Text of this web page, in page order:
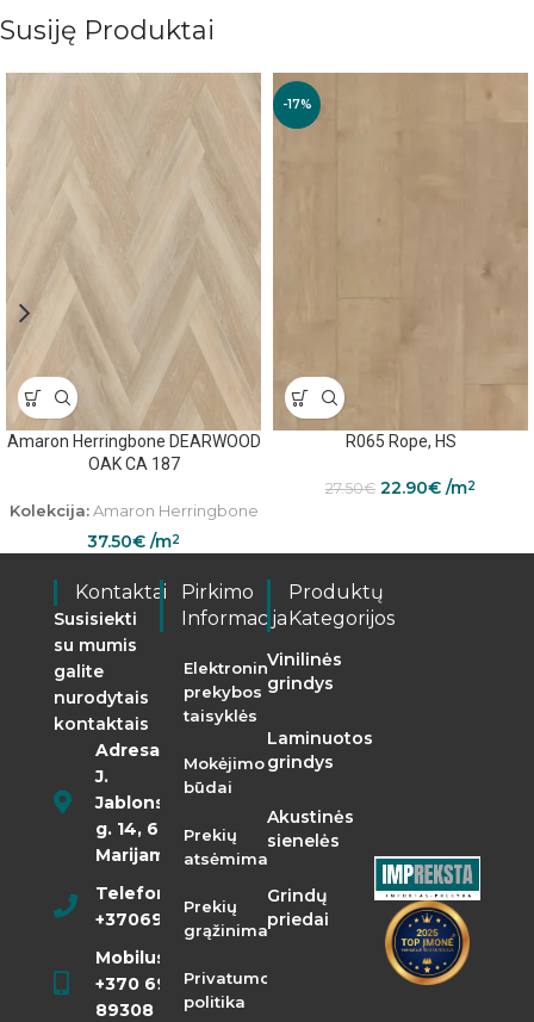
Susiję Produktai
Amaron Herringbone DEARWOOD
OAK CA 187
Kolekcija:Amaron Herringbone
37.50€ /m2
-17%
R065 Rope, HS
27.50€ 22.90€ /m2
Kontaktai
Susisiekti
su mumis
galite
nurodytais
kontaktais
Adresas:
J.
Jablonskio
g. 14, 68290
Marijampolė
Telefonas:
+37069855400
Mobilusis:
+370 698
89308
Pirkimo
Informacija
Elektroninės
prekybos
taisyklės
Mokėjimo
būdai
Prekių
atsėmimas
Prekių
grąžinimas
Privatumo
politika
Produktų
Kategorijos
Vinilinės
grindys
Laminuotos
grindys
Akustinės
sienelės
Grindų
priedai